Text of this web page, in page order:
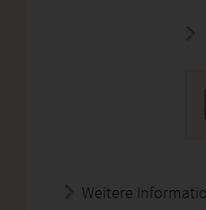
Weitere